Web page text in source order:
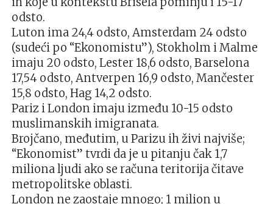
odsto.
Luton ima 24,4 odsto, Amsterdam 24 odsto
(sudeći po “Ekonomistu”), Stokholm i Malme
imaju 20 odsto, Lester 18,6 odsto, Barselona
17,54 odsto, Antverpen 16,9 odsto, Mančester
15,8 odsto, Hag 14,2 odsto.
Pariz i London imaju između 10-15 odsto
muslimanskih imigranata.
Brojčano, međutim, u Parizu ih živi najviše;
“Ekonomist” tvrdi da je u pitanju čak 1,7
miliona ljudi ako se računa teritorija čitave
metropolitske oblasti.
London ne zaostaje mnogo; 1 milion u